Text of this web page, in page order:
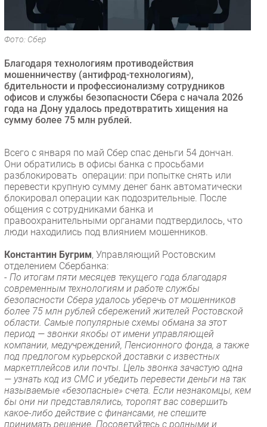
Безопасность
Инновации
Гаджеты
Здоровье
РАЗДЕЛЫ
Аналитика
Интервью
Мероприятия
Проекты
IT класс
Каталог компаний
Фото: Сбер
Благодаря технологиям противодействия
мошенничеству (антифрод-технологиям),
бдительности и профессионализму сотрудников
офисов и службы безопасности Сбера с начала 2026
года на Дону удалось предотвратить хищения на
сумму более 75 млн рублей.
Всего с января по май Сбер спас деньги 54 дончан.
Они обратились в офисы банка с просьбами
разблокировать операции: при попытке снять или
перевести крупную сумму денег банк автоматически
блокировал операции как подозрительные. После
общения с сотрудниками банка и
правоохранительными органами подтвердилось, что
люди находились под влиянием мошенников.
Константин Бугрим, Управляющий Ростовским
отделением Сбербанка:
- По итогам пяти месяцев текущего года благодаря
современным технологиям и работе службы
безопасности Сбера удалось уберечь от мошенников
более 75 млн рублей сбережений жителей Ростовской
области. Самые популярные схемы обмана за этот
период — звонки якобы от имени управляющей
компании, медучреждений, Пенсионного фонда, а также
под предлогом курьерской доставки с известных
маркетплейсов или почты. Цель звонка зачастую одна
— узнать код из СМС и убедить перевести деньги на так
называемые «безопасные» счета. Если незнакомцы, кем
бы они ни представлялись, торопят вас совершить
какое-либо действие с финансами, не спешите
принимать решение. Посоветуйтесь с родными и